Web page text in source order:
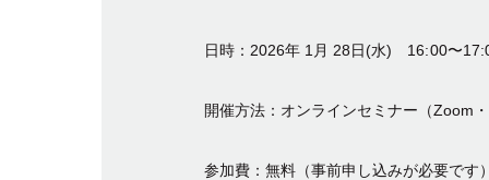
日時：2026年 1月 28日(水) 16:00〜
開催方法：オンラインセミナー（Zoom
参加費：無料（事前申し込みが必要です